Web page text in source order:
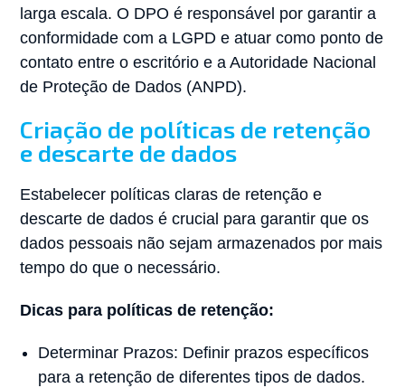
larga escala. O DPO é responsável por garantir a
conformidade com a LGPD e atuar como ponto de
contato entre o escritório e a Autoridade Nacional
de Proteção de Dados (ANPD).
Criação de políticas de retenção
e descarte de dados
Estabelecer políticas claras de retenção e
descarte de dados é crucial para garantir que os
dados pessoais não sejam armazenados por mais
tempo do que o necessário.
Dicas para políticas de retenção:
Determinar Prazos: Definir prazos específicos
para a retenção de diferentes tipos de dados.